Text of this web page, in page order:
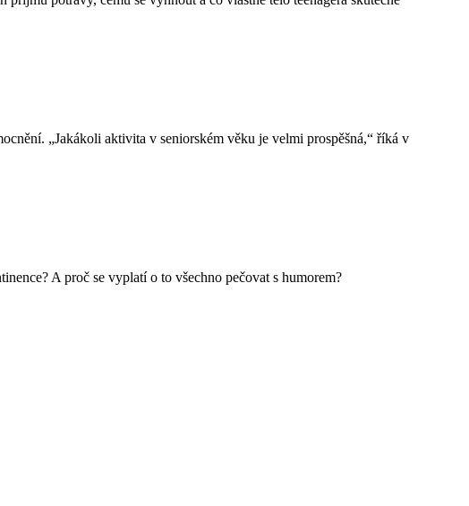
„Jakákoli aktivita v seniorském věku je velmi prospěšná,“ říká v
A proč se vyplatí o to všechno pečovat s humorem?